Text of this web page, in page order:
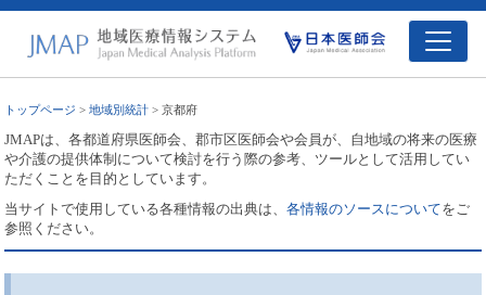
トップページ >地域別統計 > 京都府
JMAPは、各都道府県医師会、郡市区医師会や会員が、自地域の将来の医療
や介護の提供体制について検討を行う際の参考、ツールとして活用してい
ただくことを目的としています。
当サイトで使用している各種情報の出典は、各情報のソースについてをご
参照ください。